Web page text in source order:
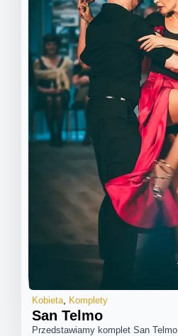
Kobieta Komplety
San Telmo
Przedstawiamy komplet San Telmo